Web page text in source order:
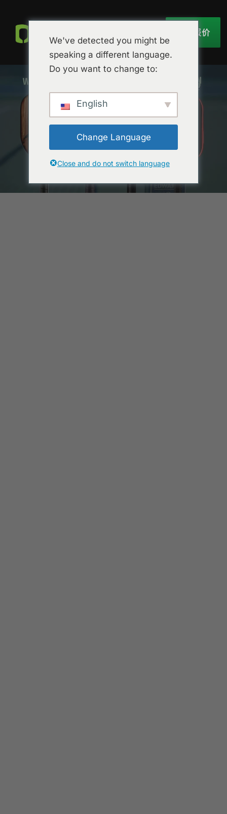
获取报价
We've detected you might be
speaking a different language.
Do you want to change to:
English
Change Language
Close and do not switch language